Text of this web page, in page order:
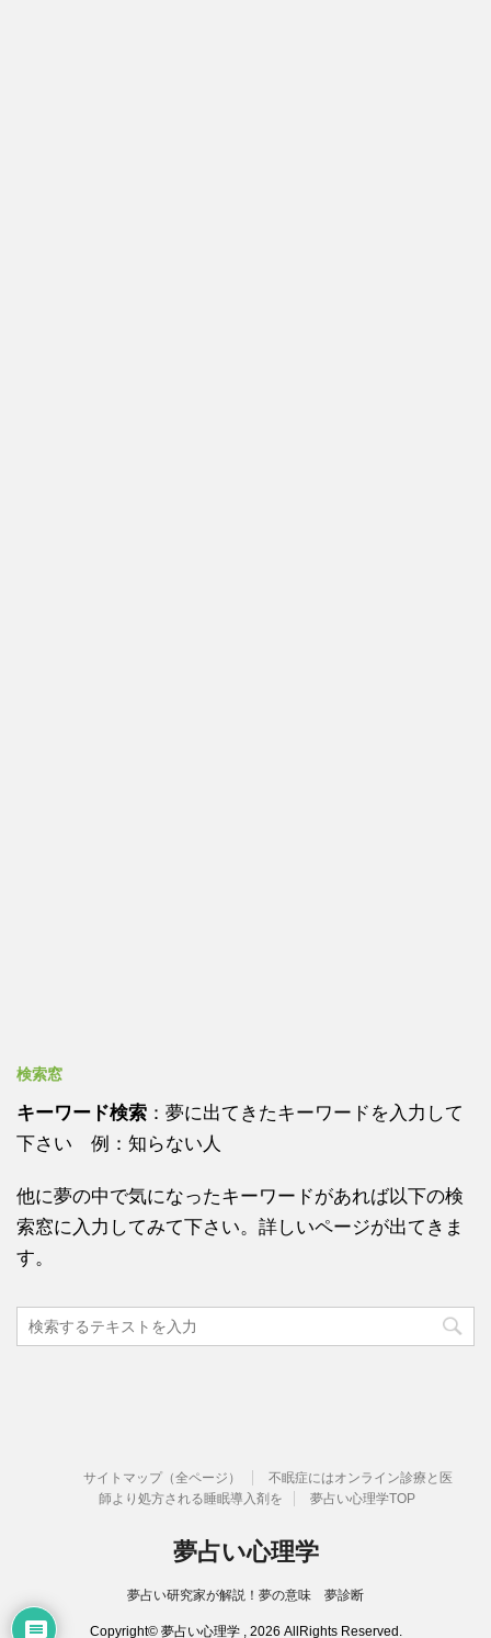
検索窓
キーワード検索 ：夢に出てきたキーワードを入力して
下さい 例：知らない人
他に夢の中で気になったキーワードがあれば以下の検
索窓に入力してみて下さい。詳しいページが出てきま
す。
サイトマップ（全ページ）
不眠症にはオンライン診療と医
師より処方される睡眠導入剤を
夢占い心理学TOP
夢占い心理学
夢占い研究家が解説！夢の意味 夢診断
Copyright© 夢占い心理学 , 2026 AllRights Reserved.